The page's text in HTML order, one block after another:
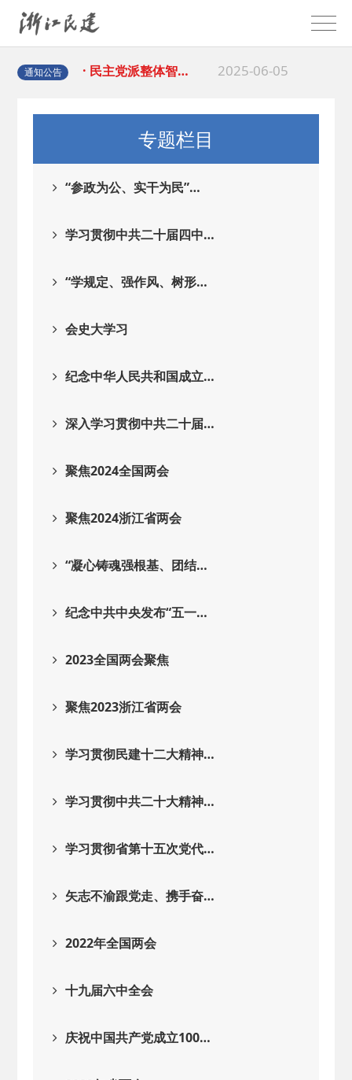
通知公告
· 中国民主建国会…
· 民主党派整体智… 2025-06-05
· 民建省委会民主… 2025-04-10
· 中国民主建国会… 2025-02-24
专题栏目
“参政为公、实干为民”…
学习贯彻中共二十届四中…
“学规定、强作风、树形…
会史大学习
纪念中华人民共和国成立…
深入学习贯彻中共二十届…
聚焦2024全国两会
聚焦2024浙江省两会
“凝心铸魂强根基、团结…
纪念中共中央发布“五一…
2023全国两会聚焦
聚焦2023浙江省两会
学习贯彻民建十二大精神…
学习贯彻中共二十大精神…
学习贯彻省第十五次党代…
矢志不渝跟党走、携手奋…
2022年全国两会
十九届六中全会
庆祝中国共产党成立100…